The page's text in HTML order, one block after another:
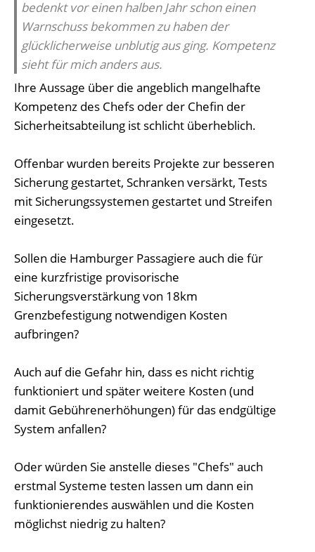
bedenkt vor einen halben Jahr schon einen
Warnschuss bekommen zu haben der
glücklicherweise unblutig aus ging. Kompetenz
sieht für mich anders aus.
Ihre Aussage über die angeblich mangelhafte
Kompetenz des Chefs oder der Chefin der
Sicherheitsabteilung ist schlicht überheblich.
Offenbar wurden bereits Projekte zur besseren
Sicherung gestartet, Schranken versärkt, Tests
mit Sicherungssystemen gestartet und Streifen
eingesetzt.
Sollen die Hamburger Passagiere auch die für
eine kurzfristige provisorische
Sicherungsverstärkung von 18km
Grenzbefestigung notwendigen Kosten
aufbringen?
Auch auf die Gefahr hin, dass es nicht richtig
funktioniert und später weitere Kosten (und
damit Gebührenerhöhungen) für das endgültige
System anfallen?
Oder würden Sie anstelle dieses "Chefs" auch
erstmal Systeme testen lassen um dann ein
funktionierendes auswählen und die Kosten
möglichst niedrig zu halten?